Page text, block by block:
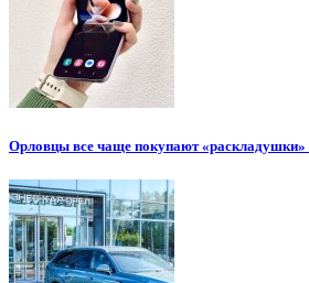
Орловцы все чаще покупают «раскладушки»